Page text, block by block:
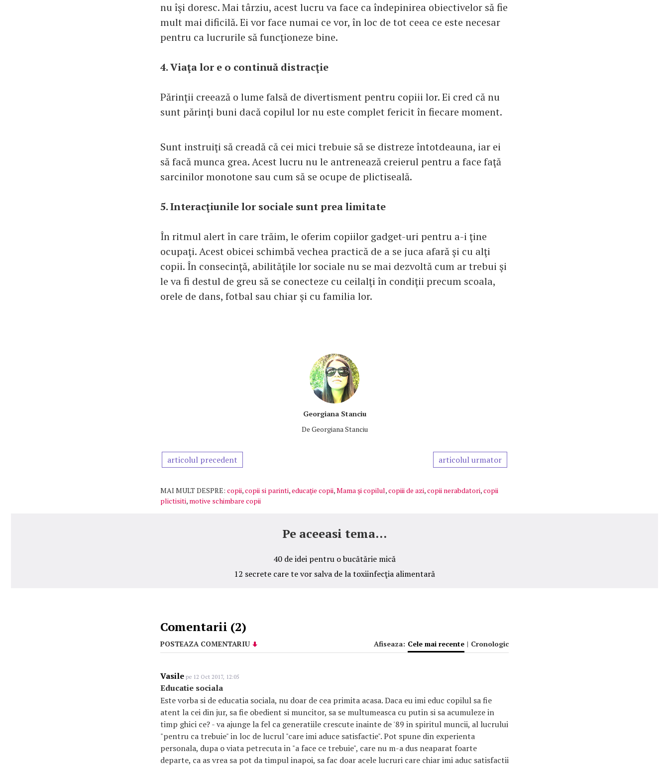
nu îşi doresc. Mai târziu, acest lucru va face ca îndepinirea obiectivelor să fie
mult mai dificilă. Ei vor face numai ce vor, în loc de tot ceea ce este necesar
pentru ca lucrurile să funcţioneze bine.
4. Viaţa lor e o continuă distracţie
Părinţii creează o lume falsă de divertisment pentru copiii lor. Ei cred că nu
sunt părinţi buni dacă copilul lor nu este complet fericit în fiecare moment.
Sunt instruiţi să creadă că cei mici trebuie să se distreze întotdeauna, iar ei
să facă munca grea. Acest lucru nu le antrenează creierul pentru a face faţă
sarcinilor monotone sau cum să se ocupe de plictiseală.
5. Interacţiunile lor sociale sunt prea limitate
În ritmul alert în care trăim, le oferim copiilor gadget-uri pentru a-i ţine
ocupaţi. Acest obicei schimbă vechea practică de a se juca afară şi cu alţi
copii. În consecinţă, abilităţile lor sociale nu se mai dezvoltă cum ar trebui şi
le va fi destul de greu să se conecteze cu ceilalţi în condiţii precum scoala,
orele de dans, fotbal sau chiar şi cu familia lor.
Georgiana Stanciu
De Georgiana Stanciu
articolul precedent articolul urmator
MAI MULT DESPRE: copii,copii si parinti,educaţie copii,Mama şi copilul,copiii de azi,copii nerabdatori,copii
plictisiti, motive schimbare copii
Pe aceeasi tema...
40 de idei pentru o bucătărie mică
12 secrete care te vor salva de la toxiinfecţia alimentară
Comentarii (2)
POSTEAZA COMENTARIU Afiseaza: Cele mai recente | Cronologic
Vasile pe 12 Oct 2017, 12:05
Educatie sociala
Este vorba si de educatia sociala, nu doar de cea primita acasa. Daca eu imi educ copilul sa fie
atent la cei din jur, sa fie obedient si muncitor, sa se multumeasca cu putin si sa acumuleze in
timp ghici ce? - va ajunge la fel ca generatiile crescute inainte de '89 in spiritul muncii, al lucrului
"pentru ca trebuie" in loc de lucrul "care imi aduce satisfactie". Pot spune din experienta
personala, dupa o viata petrecuta in "a face ce trebuie", care nu m-a dus neaparat foarte
departe, ca as vrea sa pot da timpul inapoi, sa fac doar acele lucruri care chiar imi aduc satisfactii